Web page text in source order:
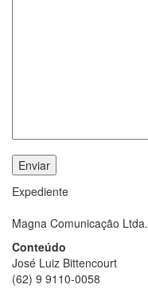
Expediente
Magna Comunicação Ltda.
Conteúdo
José Luiz Bittencourt
(62) 9 9110-0058